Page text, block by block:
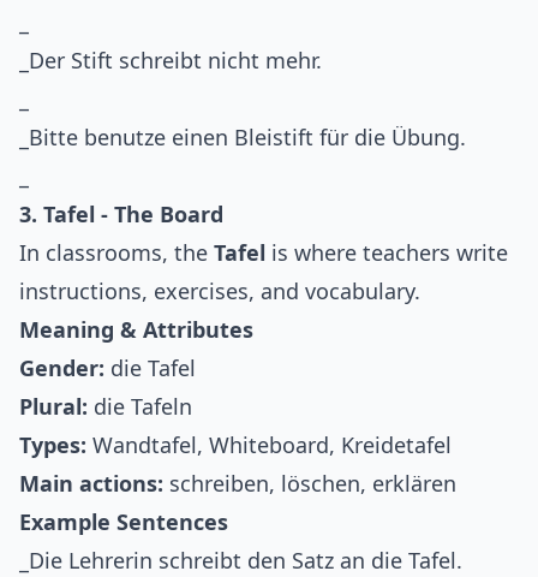
_Der Stift schreibt nicht mehr.
_Bitte benutze einen Bleistift für die Übung.
3. Tafel - The Board
In classrooms, the Tafel is where teachers write
instructions, exercises, and vocabulary.
Meaning & Attributes
Gender: die Tafel
Plural: die Tafeln
Types: Wandtafel, Whiteboard, Kreidetafel
Main actions: schreiben, löschen, erklären
Example Sentences
_Die Lehrerin schreibt den Satz an die Tafel.